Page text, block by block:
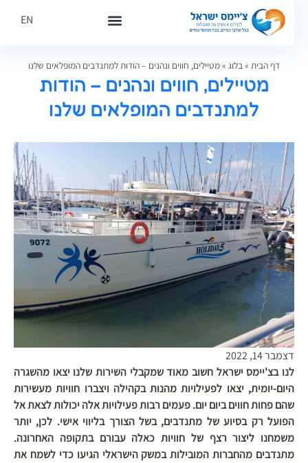
דף הבית»בלוג»מטיילים, חווים ונהנים – הודות למתנדבים המופלאים שלנו
מטיילים, חווים ונהנים – הודות
למתנדבים המופלאים שלנו
דצמבר 14, 2022
לנו בצ'יימס ישראל חשוב מאוד שמקבלי השירות שלנו יצאו מהשגרה
היום-יומית, יצאו לפעילויות מהנות בקהילה ויצברו חוויות מעשירות
שהם פחות חווים ביום יום. פעמים רבות פעילויות אלה יכולות לצאת אל
הפועל רק בסיוע של מתנדבים, בשל הצורך בליווי אישי. לכן, יותר
משמחנו ליצור רצף של חוויות כאלה עבורם בתקופה האחרונה.
מתנדבים מהחברות המובילות במשק הישראלי הגיעו כדי לשמח את